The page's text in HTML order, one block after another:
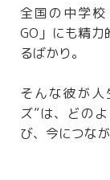
全国の中学
GO」にも精
るばかり。
そんな彼が
ズ”は、どの
び、今につな